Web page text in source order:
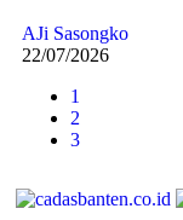
AJi Sasongko
22/07/2026
1
2
3